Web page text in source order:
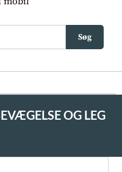
Søg
OG LEG